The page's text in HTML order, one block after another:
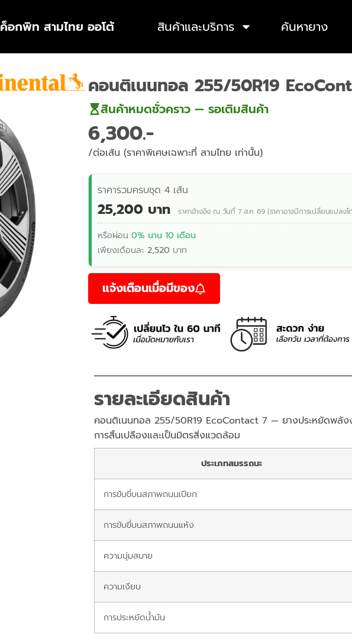
ค็อกพิท สามไทย ออโต้ สินค้าและบริการ ค้นหายาง
คอนติเนนทอล 255/50R19
สินค้าหมดชั่วคราว — รอเติมสินค้า
6,300
/ต่อเส้น (ราคาพิเศษเฉพาะที่ สามไทย เท่านั้น)
ราคารวมครบชุด 4 เส้น
25,200 บาท ราคาอ้างอิง ณ วันที่ 7 ส.ค. 69 (ราคาอาจมีการเปลี่ยนแปลง
หรือผ่อน 0% นาน 10 เดือน
เพียงเดือนละ 2,520 บาท
แจ้งเตือนเมื่อมีของ
รายละเอียดสินค้า
คอนติเนนทอล 255/50R19 EcoContact 7 — ยางประหยัดพลัง
การสิ้นเปลืองและเป็นมิตรสิ่งแวดล้อม
ประเภทสมรรถนะ
การขับขี่บนสภาพถนนเปียก
การขับขี่บนสภาพถนนแห้ง
ความนุ่มสบาย
ความเงียบ
การประหยัดน้ำมัน